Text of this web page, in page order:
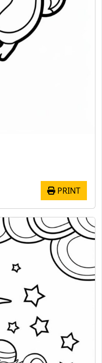
PRINT